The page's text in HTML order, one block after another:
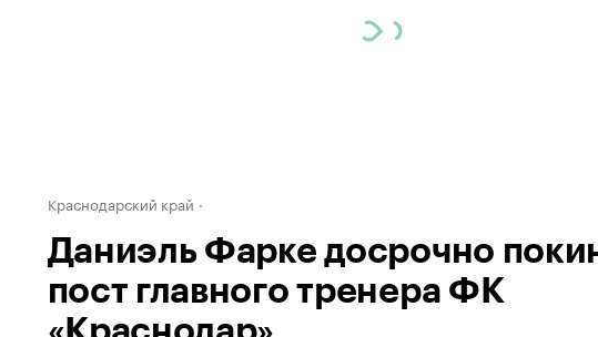
Краснодарский край
Даниэль Фарке досрочно
пост главного тренера ФК